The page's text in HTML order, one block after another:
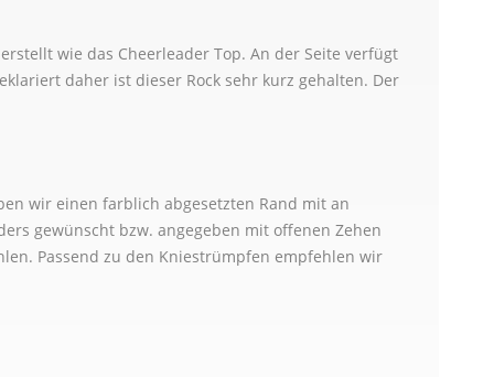
wie das Cheerleader Top. An der Seite verfügt
daher ist dieser Rock sehr kurz gehalten. Der
wir einen farblich abgesetzten Rand mit an
gewünscht bzw. angegeben mit offenen Zehen
Passend zu den Kniestrümpfen empfehlen wir